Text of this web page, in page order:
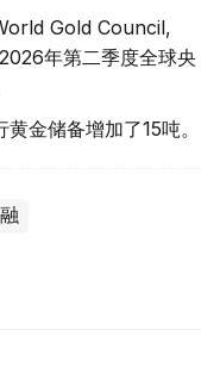
Gold Council,
年第二季度全球央
金储备增加了15吨。